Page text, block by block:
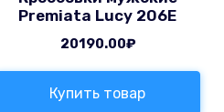
Premiata Lucy 206E
20190.00₽
Купить товар